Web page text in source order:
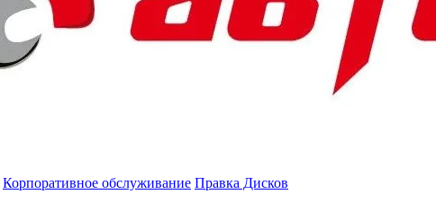
Корпоративное обслуживание Правка Дисков